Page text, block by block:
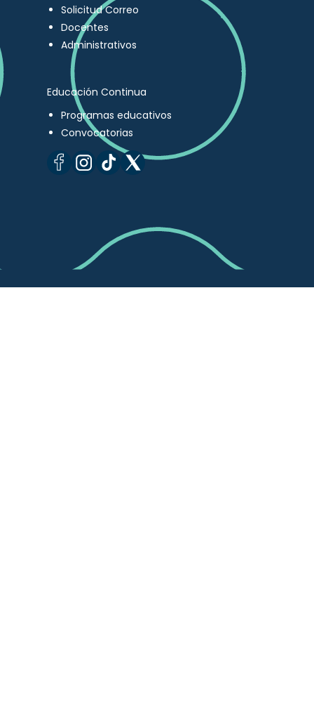
Solicitud Correo
Docentes
Administrativos
Educación Continua
Programas educativos
Convocatorias